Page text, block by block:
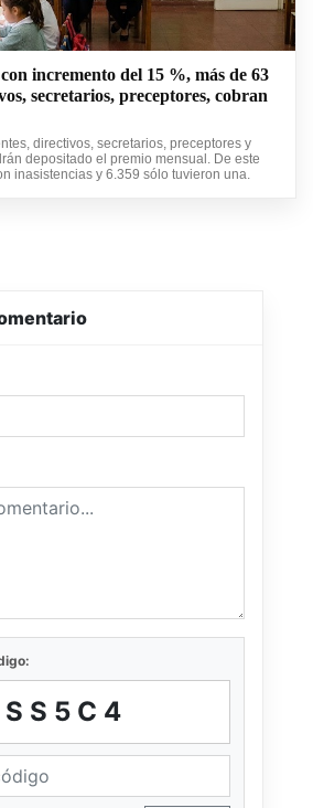
incremento del 15 %, más de 63
secretarios, preceptores, cobran
directivos, secretarios, preceptores y
depositado el premio mensual. De este
inasistencias y 6.359 sólo tuvieron una.
SS5C4